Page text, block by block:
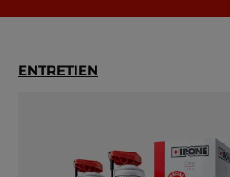
ENTRETIEN